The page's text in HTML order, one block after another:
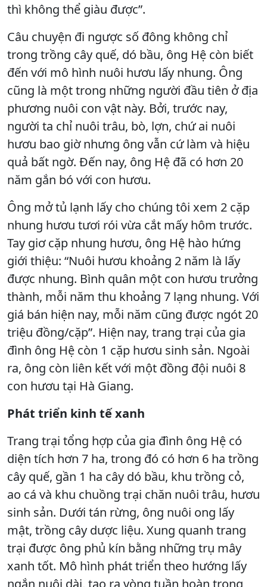
thì không thể giàu được”.
Câu chuyện đi ngược số đông không chỉ
trong trồng cây quế, dó bầu, ông Hệ còn biết
đến với mô hình nuôi hươu lấy nhung. Ông
cũng là một trong những người đầu tiên ở địa
phương nuôi con vật này. Bởi, trước nay,
người ta chỉ nuôi trâu, bò, lợn, chứ ai nuôi
hươu bao giờ nhưng ông vẫn cứ làm và hiệu
quả bất ngờ. Đến nay, ông Hệ đã có hơn 20
năm gắn bó với con hươu.
Ông mở tủ lạnh lấy cho chúng tôi xem 2 cặp
nhung hươu tươi rói vừa cắt mấy hôm trước.
Tay giơ cặp nhung hươu, ông Hệ hào hứng
giới thiệu: “Nuôi hươu khoảng 2 năm là lấy
được nhung. Bình quân một con hươu trưởng
thành, mỗi năm thu khoảng 7 lạng nhung. Với
giá bán hiện nay, mỗi năm cũng được ngót 20
triệu đồng/cặp”. Hiện nay, trang trại của gia
đình ông Hệ còn 1 cặp hươu sinh sản. Ngoài
ra, ông còn liên kết với một đồng đội nuôi 8
con hươu tại Hà Giang.
Phát triển kinh tế xanh
Trang trại tổng hợp của gia đình ông Hệ có
diện tích hơn 7 ha, trong đó có hơn 6 ha trồng
cây quế, gần 1 ha cây dó bầu, khu trồng cỏ,
ao cá và khu chuồng trại chăn nuôi trâu, hươu
sinh sản. Dưới tán rừng, ông nuôi ong lấy
mật, trồng cây dược liệu. Xung quanh trang
trại được ông phủ kín bằng những trụ mây
xanh tốt. Mô hình phát triển theo hướng lấy
ngắn nuôi dài, tạo ra vòng tuần hoàn trong